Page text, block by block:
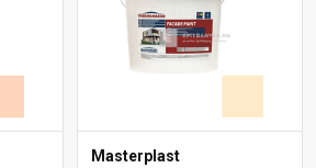
Masterplast